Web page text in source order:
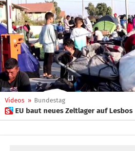
Videos » Bundestag
 EU baut neues Zeltlager auf Lesbos